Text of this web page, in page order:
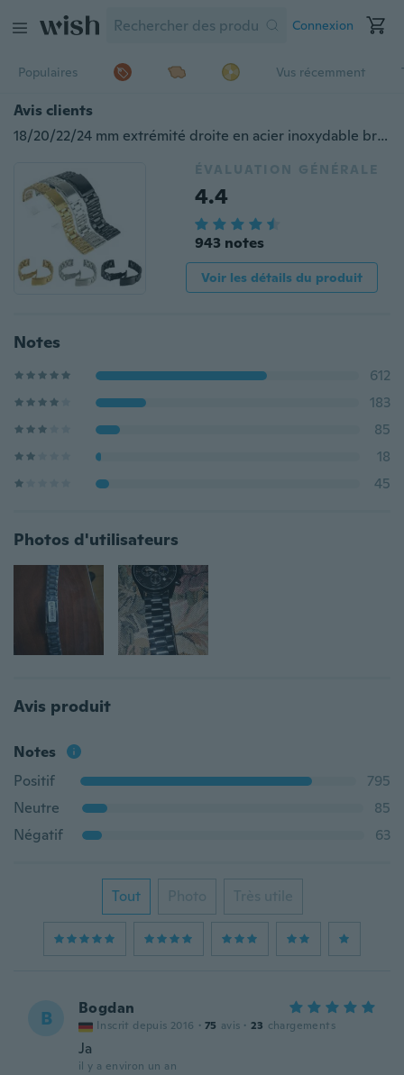
Connexion
Populaires Vus récemment
Avis clients
18/20/22/24 mm extrémité droite en acier inoxydable bracelet de montre bracelet bracelet noir or argent pour femmes hommes montre bracelet de remplacement
ÉVALUATION GÉNÉRALE
4.4
943 notes
Voir les détails du produit
Notes
612
183
85
18
45
Photos d'utilisateurs
Avis produit
Notes
Positif
795
Neutre
85
Négatif
63
Tout Photo Très utile
B Bogdan
Inscrit depuis 2016 · 75 avis · 23 chargements
Ja
il y a environ un an